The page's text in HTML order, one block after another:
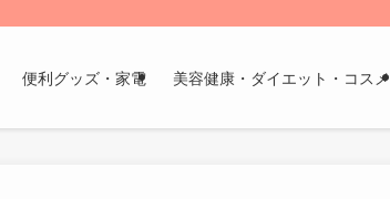
便利グッズ・家電 美容健康・ダイエット・コスメ